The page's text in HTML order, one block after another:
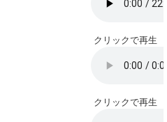
クリックで再生
クリックで再生